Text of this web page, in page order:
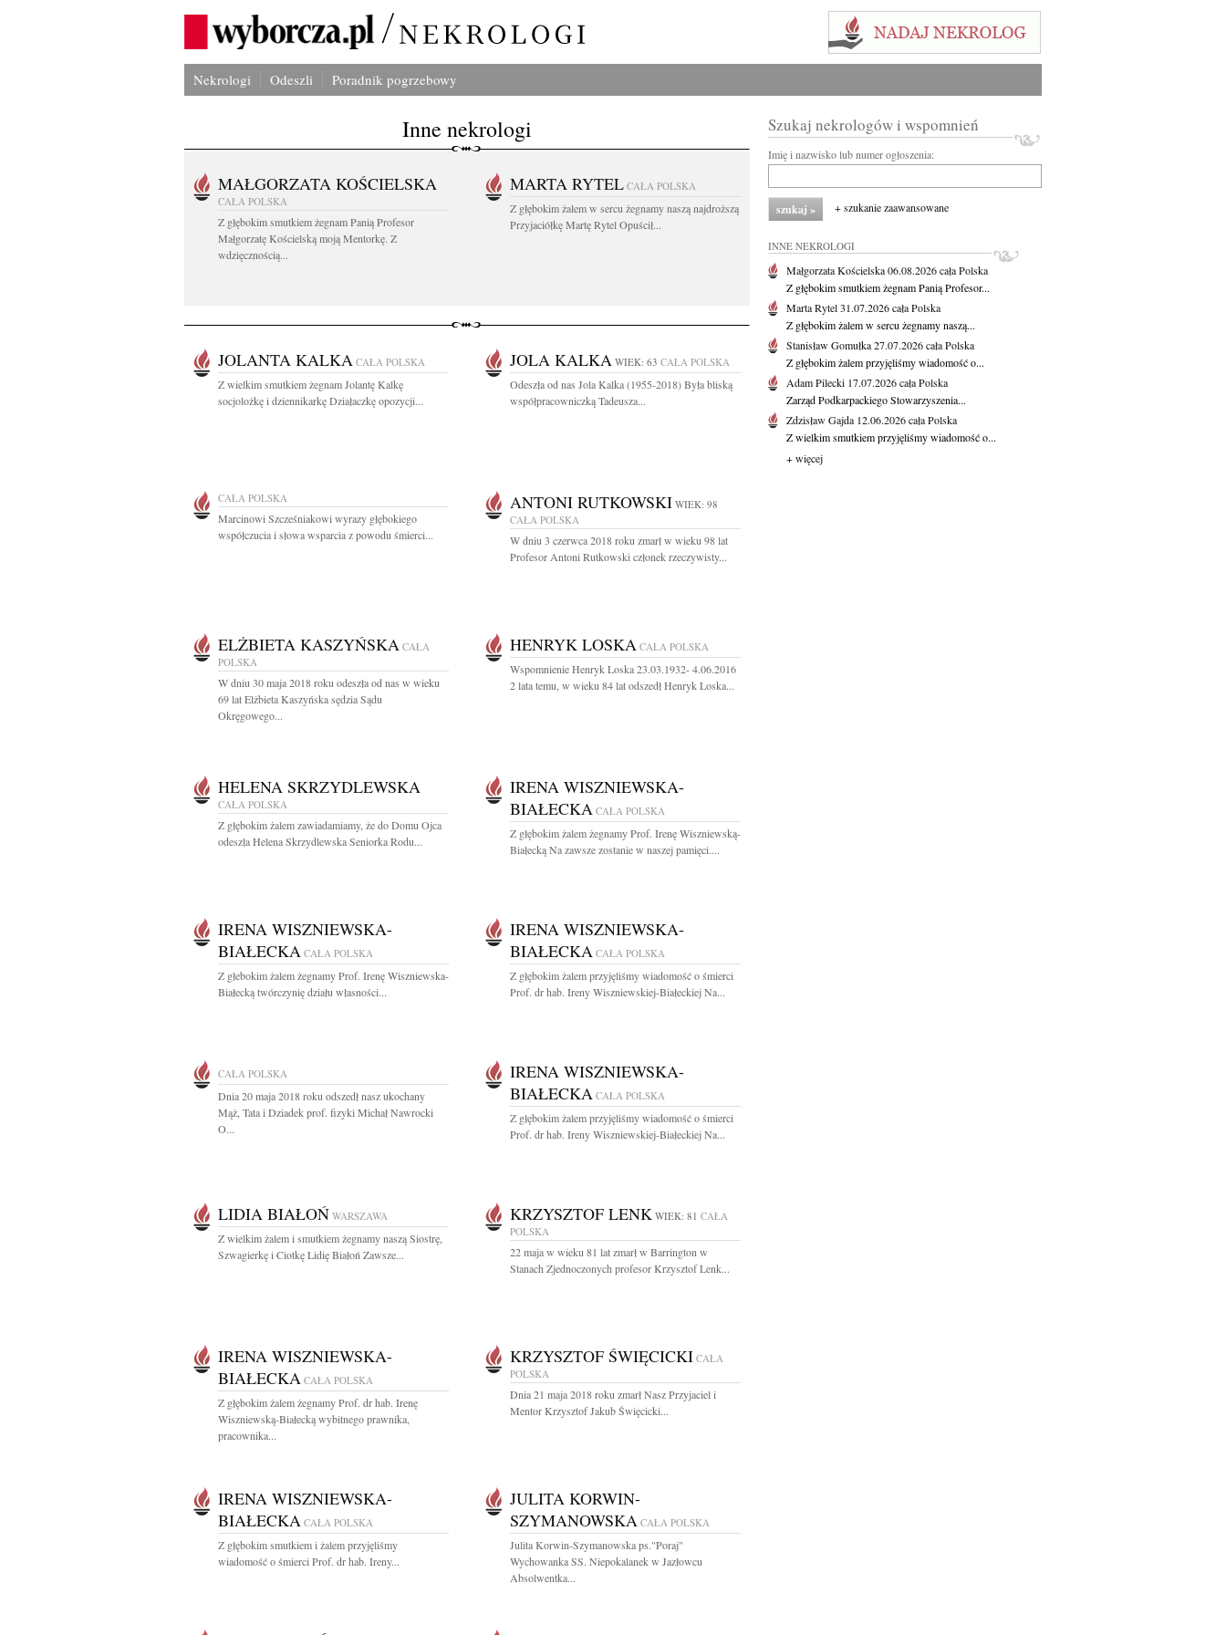
Nekrologi Odeszli Poradnik pogrzebowy
Inne nekrologi
MAŁGORZATA KOŚCIELSKA
CAŁA POLSKA
Z głębokim smutkiem żegnam Panią Profesor
Małgorzatę Kościelską moją Mentorkę. Z
wdzięcznością...
MARTA RYTEL CAŁA POLSKA
Z głębokim żalem w sercu żegnamy naszą najdroższą
Przyjaciółkę Martę Rytel Opuścił...
JOLANTA KALKA CAŁA POLSKA
Z wielkim smutkiem żegnam Jolantę Kalkę
socjolożkę i dziennikarkę Działaczkę opozycji...
JOLA KALKA WIEK: 63 CAŁA POLSKA
Odeszła od nas Jola Kalka (1955-2018) Była bliską
współpracowniczką Tadeusza...
CAŁA POLSKA
Marcinowi Szcześniakowi wyrazy głębokiego
współczucia i słowa wsparcia z powodu śmierci...
ANTONI RUTKOWSKI WIEK: 98
CAŁA POLSKA
W dniu 3 czerwca 2018 roku zmarł w wieku 98 lat
Profesor Antoni Rutkowski członek rzeczywisty...
ELŻBIETA KASZYŃSKA CAŁA
POLSKA
W dniu 30 maja 2018 roku odeszła od nas w wieku
69 lat Elżbieta Kaszyńska sędzia Sądu
Okręgowego...
HENRYK LOSKA CAŁA POLSKA
Wspomnienie Henryk Loska 23.03.1932- 4.06.2016
2 lata temu, w wieku 84 lat odszedł Henryk Loska...
HELENA SKRZYDLEWSKA
CAŁA POLSKA
Z głębokim żalem zawiadamiamy, że do Domu Ojca
odeszła Helena Skrzydlewska Seniorka Rodu...
IRENA WISZNIEWSKA-
BIAŁECKA CAŁA POLSKA
Z głębokim żalem żegnamy Prof. Irenę Wiszniewską-
Białecką Na zawsze zostanie w naszej pamięci....
IRENA WISZNIEWSKA-
BIAŁECKA CAŁA POLSKA
Z głebokim żalem żegnamy Prof. Irenę Wiszniewska-
Białecką twórczynię działu własności...
IRENA WISZNIEWSKA-
BIAŁECKA CAŁA POLSKA
Z głębokim żalem przyjęliśmy wiadomość o śmierci
Prof. dr hab. Ireny Wiszniewskiej-Białeckiej Na...
CAŁA POLSKA
Dnia 20 maja 2018 roku odszedł nasz ukochany
Mąż, Tata i Dziadek prof. fizyki Michał Nawrocki
O...
IRENA WISZNIEWSKA-
BIAŁECKA CAŁA POLSKA
Z głębokim żalem przyjęliśmy wiadomość o śmierci
Prof. dr hab. Ireny Wiszniewskiej-Białeckiej Na...
LIDIA BIAŁOŃ WARSZAWA
Z wielkim żalem i smutkiem żegnamy naszą Siostrę,
Szwagierkę i Ciotkę Lidię Białoń Zawsze...
KRZYSZTOF LENK WIEK: 81 CAŁA
POLSKA
22 maja w wieku 81 lat zmarł w Barrington w
Stanach Zjednoczonych profesor Krzysztof Lenk...
IRENA WISZNIEWSKA-
BIAŁECKA CAŁA POLSKA
Z głębokim żalem żegnamy Prof. dr hab. Irenę
Wiszniewską-Białecką wybitnego prawnika,
pracownika...
KRZYSZTOF ŚWIĘCICKI CAŁA
POLSKA
Dnia 21 maja 2018 roku zmarł Nasz Przyjaciel i
Mentor Krzysztof Jakub Święcicki...
IRENA WISZNIEWSKA-
BIAŁECKA CAŁA POLSKA
Z głębokim smutkiem i żalem przyjęliśmy
wiadomość o śmierci Prof. dr hab. Ireny...
JULITA KORWIN-
SZYMANOWSKA CAŁA POLSKA
Julita Korwin-Szymanowska ps."Poraj"
Wychowanka SS. Niepokalanek w Jazłowcu
Absolwentka...
Szukaj nekrologów i wspomnień
Imię i nazwisko lub numer ogłoszenia:
+ szukanie zaawansowane
INNE NEKROLOGI
Małgorzata Kościelska06.08.2026cała Polska
Z głębokim smutkiem żegnam Panią Profesor...
Marta Rytel31.07.2026cała Polska
Z głębokim żalem w sercu żegnamy naszą...
Stanisław Gomułka27.07.2026cała Polska
Z głębokim żalem przyjęliśmy wiadomość o...
Adam Pilecki 17.07.2026cała Polska
Zarząd Podkarpackiego Stowarzyszenia...
Zdzisław Gajda 12.06.2026cała Polska
Z wielkim smutkiem przyjęliśmy wiadomość o...
+ więcej